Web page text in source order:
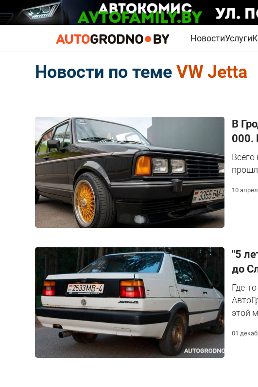
НовостиУслуги
Новости по теме VW Jetta
В
000.
10
"5
до
Где-
этой
01